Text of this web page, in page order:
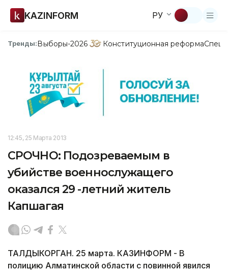
KAZINFORM РУ
Тренды:Выборы-2026 Конституционная реформа
12:45, 25 Марта 2013
СРОЧНО: Подозреваемым в
убийстве военнослужащего
оказался 29 -летний житель
Капшагая
ТАЛДЫКОРГАН. 25 марта. КАЗИНФОРМ - В
полицию Алматинской области с повинной явился